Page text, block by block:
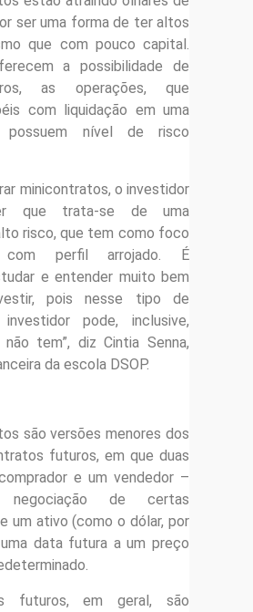
ser uma forma de ter altos
que com pouco capital.
a possibilidade de
as operações, que
com liquidação em uma
possuem nível de risco
minicontratos, o investidor
que trata-se de uma
risco, que tem como foco
com perfil arrojado. É
e entender muito bem
pois nesse tipo de
pode, inclusive,
tem”, diz Cintia Senna,
da escola DSOP.
são versões menores dos
futuros, em que duas
e um vendedor –
de certas
um ativo (como o dólar, por
data futura a um preço
futuros, em geral, são